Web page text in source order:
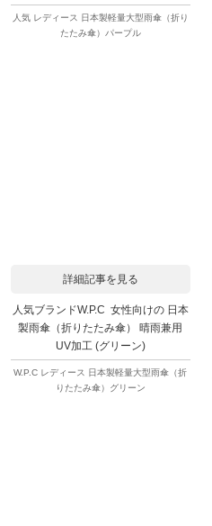
人気 レディース 日本製軽量大型雨傘（折り
たたみ傘）パープル
詳細記事を見る
人気ブランドW.P.C 女性向けの 日本
製雨傘（折りたたみ傘） 晴雨兼用
UV加工 (グリーン)
W.P.C レディース 日本製軽量大型雨傘（折
りたたみ傘）グリーン